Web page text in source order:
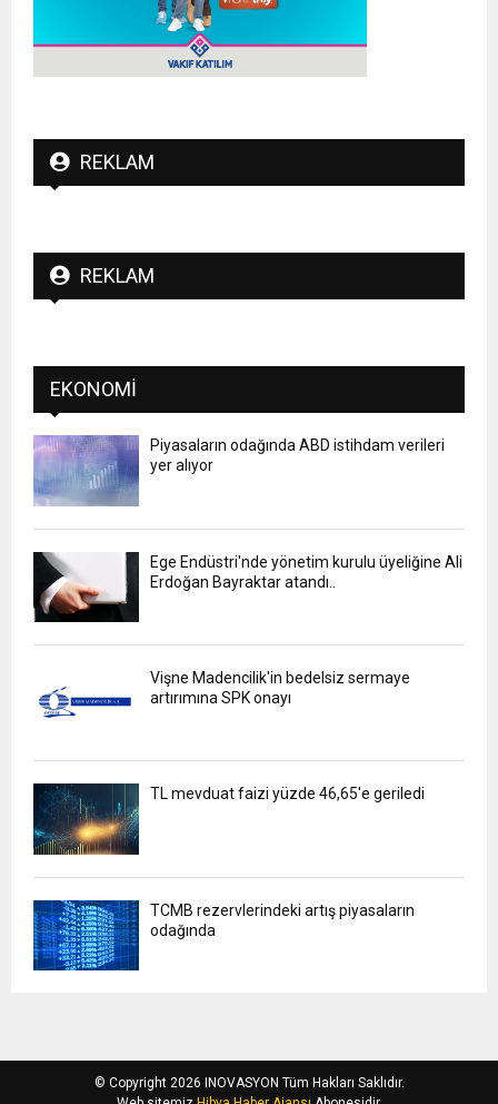
REKLAM
REKLAM
EKONOMI
Piyasaların odağında ABD istihdam verileri
yer alıyor
Ege Endüstri'nde yönetim kurulu üyeliğine Ali
Erdoğan Bayraktar atandı..
Vişne Madencilik'in bedelsiz sermaye
artırımına SPK onayı
TL mevduat faizi yüzde 46,65'e geriledi
TCMB rezervlerindeki artış piyasaların
odağında
© Copyright 2026 INOVASYON Tüm Hakları Saklıdır.